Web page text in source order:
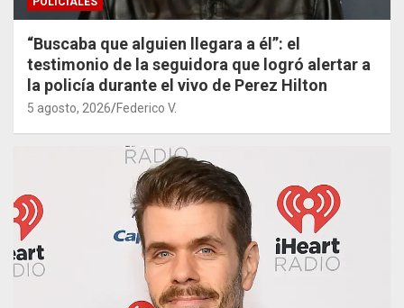
“Buscaba que alguien llegara a él”: el
testimonio de la seguidora que logró alertar a
la policía durante el vivo de Perez Hilton
5 agosto, 2026 Federico V.